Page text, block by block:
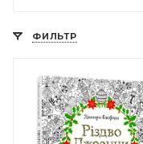
среди
Особенность
уникальный
использование
ФИЛЬТР